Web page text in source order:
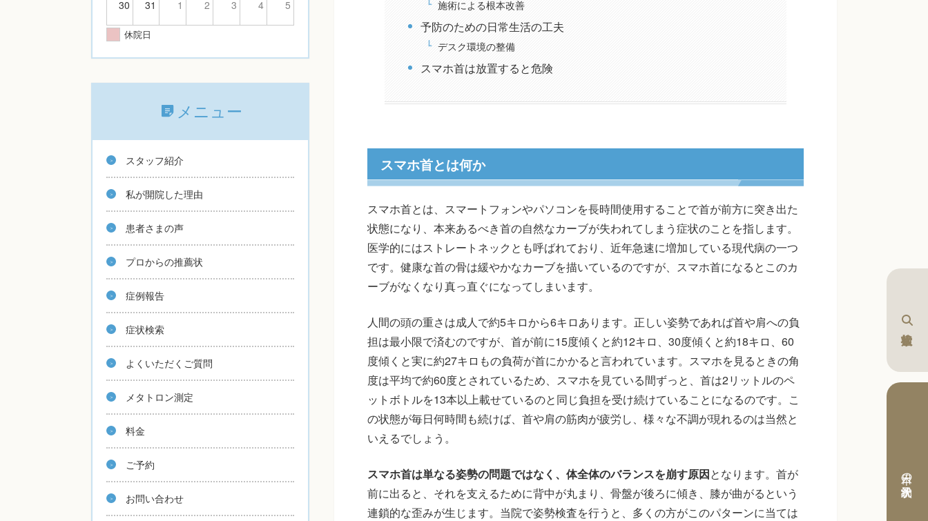
本日の予約状況
施術による根本改善
予防のための日常生活の工夫
デスク環境の整備
スマホ首は放置すると危険
スマホ首とは何か
スマホ首とは、スマートフォンやパソコンを長時間使用することで首が前方に突き出た
状態になり、本来あるべき首の自然なカーブが失われてしまう症状のことを指します。
医学的にはストレートネックとも呼ばれており、近年急速に増加している現代病の一つ
です。健康な首の骨は緩やかなカーブを描いているのですが、スマホ首になるとこのカ
ーブがなくなり真っ直ぐになってしまいます。
人間の頭の重さは成人で約5キロから6キロあります。正しい姿勢であれば首や肩への負
担は最小限で済むのですが、首が前に15度傾くと約12キロ、30度傾くと約18キロ、60
度傾くと実に約27キロもの負荷が首にかかると言われています。スマホを見るときの角
度は平均で約60度とされているため、スマホを見ている間ずっと、首は2リットルのペ
ットボトルを13本以上載せているのと同じ負担を受け続けていることになるのです。こ
の状態が毎日何時間も続けば、首や肩の筋肉が疲労し、様々な不調が現れるのは当然と
いえるでしょう。
スマホ首は単なる姿勢の問題ではなく、体全体のバランスを崩す原因となります。首が
前に出ると、それを支えるために背中が丸まり、骨盤が後ろに傾き、膝が曲がるという
連鎖的な歪みが生じます。当院で姿勢検査を行うと、多くの方がこのパターンに当ては
30 31 1 2 3 4 5
休院日
メニュー
スタッフ紹介
私が開院した理由
患者さまの声
プロからの推薦状
症例報告
症状検索
よくいただくご質問
メタトロン測定
料金
ご予約
お問い合わせ